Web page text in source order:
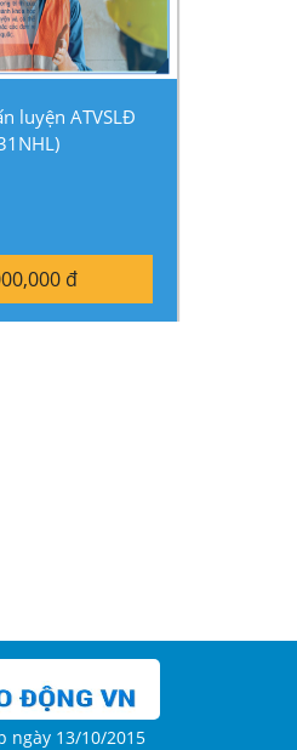
luyện ATVSLĐ
đ
ngày 13/10/2015